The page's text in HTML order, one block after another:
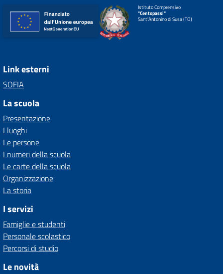
Istituto Comprensivo
"Centopassi"
Sant'Antonino di Susa (TO)
Link esterni
SOFIA
La scuola
Presentazione
I luoghi
Le persone
I numeri della scuola
Le carte della scuola
Organizzazione
La storia
I servizi
Famiglie e studenti
Personale scolastico
Percorsi di studio
Le novità